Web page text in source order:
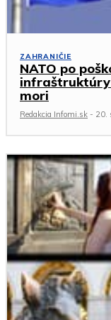
ZAHRANIČIE
NATO po
infraštruktúry
mori
Redakcia Infomi.sk - 20.